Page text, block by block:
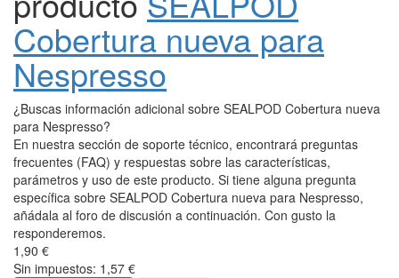
Cobertura nueva para
Nespresso
¿Buscas información adicional sobre SEALPOD Cobertura nueva
para Nespresso?
En nuestra sección de soporte técnico, encontrará preguntas
frecuentes (FAQ) y respuestas sobre las características,
parámetros y uso de este producto. Si tiene alguna pregunta
específica sobre SEALPOD Cobertura nueva para Nespresso,
añádala al foro de discusión a continuación. Con gusto la
responderemos.
1,90 €
Sin impuestos: 1,57 €